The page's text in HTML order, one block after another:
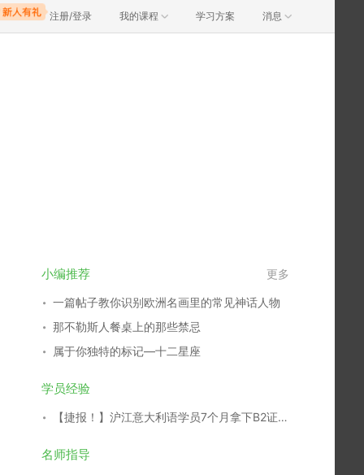
注册/登录 我的课程 学习方案 消息
小编推荐 更多
一篇帖子教你识别欧洲名画里的常见神话人物
那不勒斯人餐桌上的那些禁忌
属于你独特的标记—十二星座
学员经验
【捷报！】沪江意大利语学员7个月拿下B2证书！
名师指导